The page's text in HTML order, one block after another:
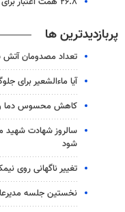
پربازدیدترین ها
تعداد مصدومان آتش سوزی
آیا ماءالشعیر برای
کاهش محسوس دما و
سالروز شهادت شهید
شود
تغییر ناگهانی روی
نخستین جلسه